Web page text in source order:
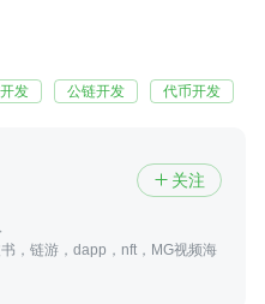
发 公链开发 代币开发
 关注
，链游，dapp，nft，MG视频海